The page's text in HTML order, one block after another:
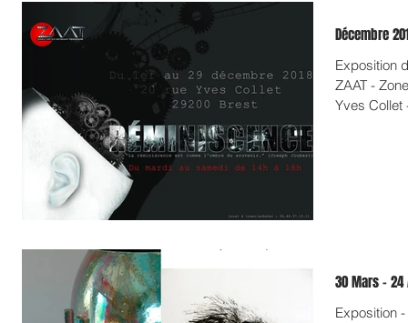
Exposition
ZAAT - Zone d'Art & d'Artisanat Temporaire - 20 rue
Yves
30 Mars - 24
Exposition